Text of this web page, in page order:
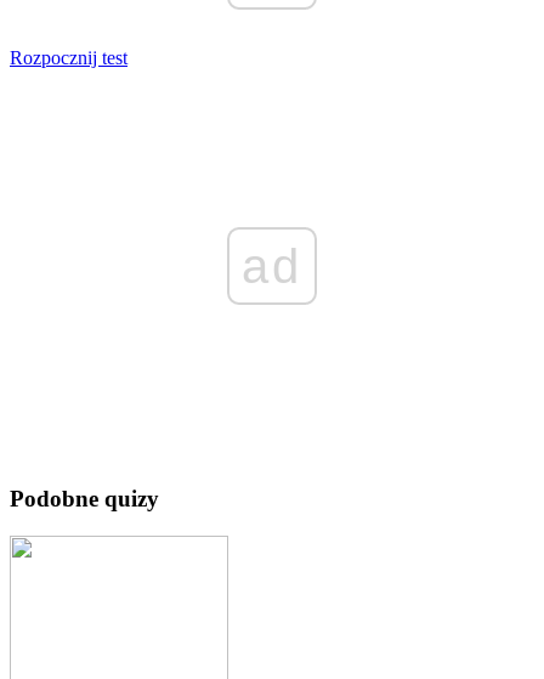
Rozpocznij test
ad
Podobne quizy